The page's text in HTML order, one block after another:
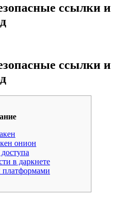
ссылки и
ссылки и
онион
в даркнете
платформами